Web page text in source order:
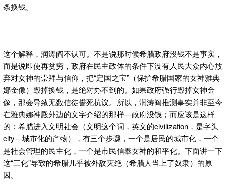
条换钱。
这个解释，润涛阎不认可。不是说那时候希腊政府没钱不是事实，
而是说即使再贫穷，政府在民主政体的条件下没有人民大众内心放
弃对女神的崇拜与信仰，把“定国之宝”（保护希腊国家的女神雅典
娜金像）毁掉换钱，是绝对办不到的。如果政府强行毁掉女神金
像，那会导致无数信徒誓死抗议。所以，润涛阎推测事实并非至今
在雅典娜神殿外边的文字介绍的那样—政府没钱；而应该是这样
的：希腊进入文明社会（文明这个词，英文的civilization，是字头
city—城市化的产物），有三个步骤，一个是居民的城市化，一个
是社会管理的民主化，一个是市民信奉女神的和平化。下面讲一下
这“三化”导致的希腊几乎被外敌灭绝（希腊人当上了奴隶）的原
因。